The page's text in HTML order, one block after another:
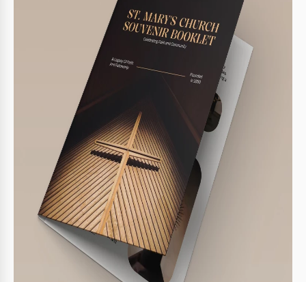
Ultimo aggiornamento
August 1, 2026
Aggiunto alle raccolte da 3 Utenti
Statistiche di utilizzo
16 download questo mese
Informazioni su questo modello
Il Modello del Libretto Ricordo della Chiesa ti aiuterà a
creare materiali memorabili per qualsiasi occasione speciale
correlata. Puoi includere informazioni sulla storia della
chiesa e sugli eventi chiave, aggiungere foto e altro.
Design Sottile della Chiesa
Il libretto di due pagine presenta uno schema di colori grigio
sul primo lato e nero sull'altro. Queste sfumature sembrano
sobrie ma moderne. I font dorati e marroni sono scelti per la
maggior parte degli intestazioni e si abbinano
perfettamente ai colori dominanti.